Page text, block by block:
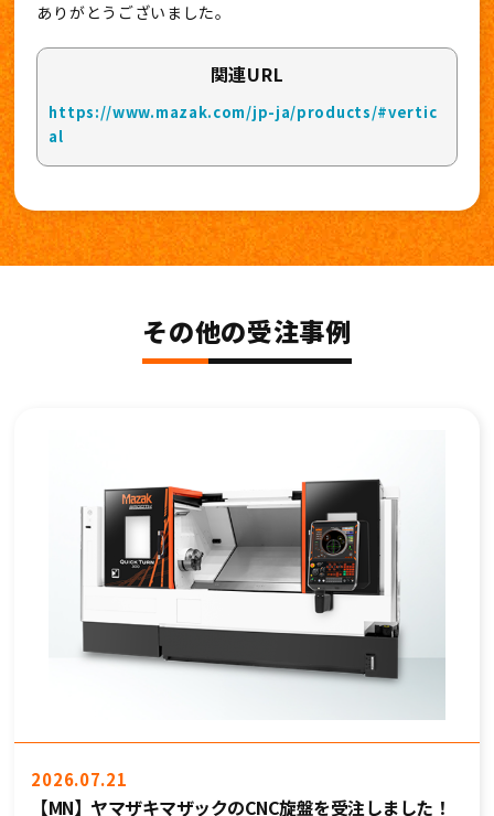
ありがとうございました。
関連URL
https://www.mazak.com/jp-ja/products/#vertic
al
その他の受注事例
2026.07.21
【MN】ヤマザキマザックのCNC旋盤を受注しました！